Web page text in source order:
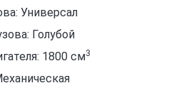
Универсал
Голубой
1800 см3